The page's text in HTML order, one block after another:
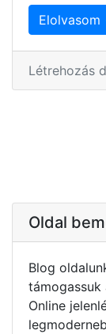
Létrehozás
Oldal
Blog
támogassuk
Online